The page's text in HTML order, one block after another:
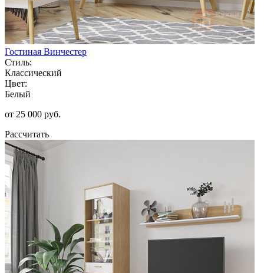
Гостиная Винчестер
Стиль:
Классический
Цвет:
Белый
от 25 000 руб.
Рассчитать